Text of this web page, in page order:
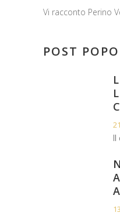
Vi racconto Perino
POST
Il